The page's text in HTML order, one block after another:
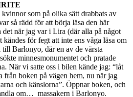
som på olika sätt drabbats av
så rädd för att börja läsa den här
när jag var i Lira (där alla på något
kändes för fegt att inte ens våga läsa om
Barlonyo, där en av de värsta
minnesmonumentet och pratade
När vi satte oss i bilen kände jag: “låt
från boken på vägen hem, nu när jag
och känslorna”. Öppnar boken, och
om… massakern i Barlonyo.